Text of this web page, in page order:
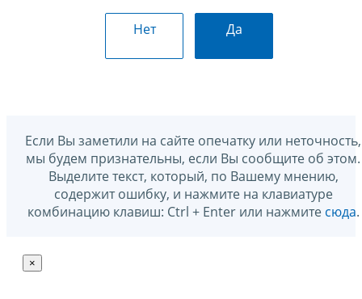
Нет Да
Если Вы заметили на сайте опечатку или неточность,
мы будем признательны, если Вы сообщите об этом.
Выделите текст, который, по Вашему мнению,
содержит ошибку, и нажмите на клавиатуре
комбинацию клавиш: Ctrl + Enter или нажмите сюда.
×